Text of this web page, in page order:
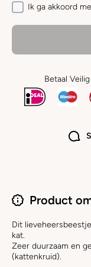
Ik ga akkoord
Betaal
Product
Dit
kat.
Zeer duurzaam en
(kattenkruid).